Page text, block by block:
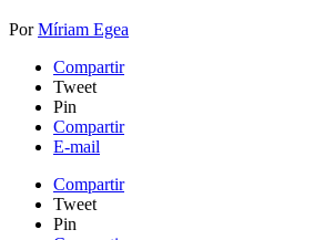
PorMíriam Egea
Compartir
Tweet
Pin
Compartir
E-mail
Compartir
Tweet
Pin